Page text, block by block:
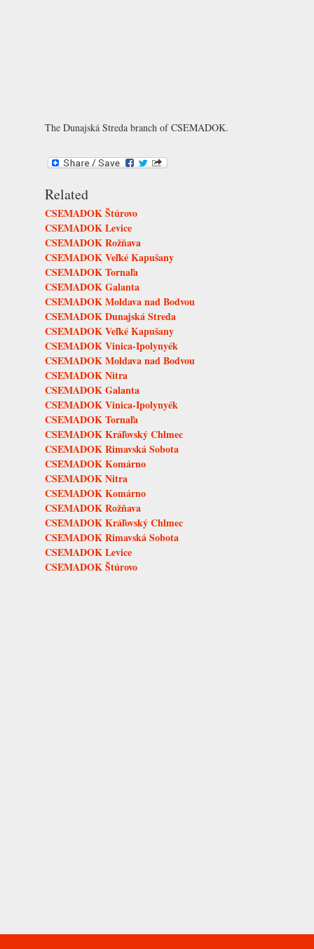
The Dunajská Streda branch of CSEMADOK.
Related
CSEMADOK Štúrovo
CSEMADOK Levice
CSEMADOK Rožňava
CSEMADOK Veľké Kapušany
CSEMADOK Tornaľa
CSEMADOK Galanta
CSEMADOK Moldava nad Bodvou
CSEMADOK Dunajská Streda
CSEMADOK Veľké Kapušany
CSEMADOK Vinica-Ipolynyék
CSEMADOK Moldava nad Bodvou
CSEMADOK Nitra
CSEMADOK Galanta
CSEMADOK Vinica-Ipolynyék
CSEMADOK Tornaľa
CSEMADOK Kráľovský Chlmec
CSEMADOK Rimavská Sobota
CSEMADOK Komárno
CSEMADOK Nitra
CSEMADOK Komárno
CSEMADOK Rožňava
CSEMADOK Kráľovský Chlmec
CSEMADOK Rimavská Sobota
CSEMADOK Levice
CSEMADOK Štúrovo